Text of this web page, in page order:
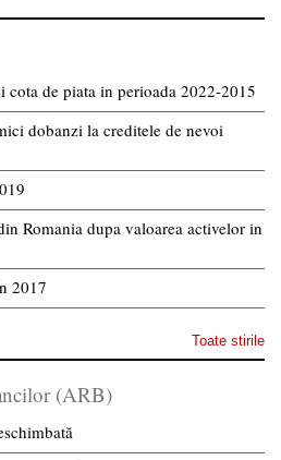
cota de piata in perioada 2022-2015
dobanzi la creditele de nevoi
Romania dupa valoarea activelor in
2017
Toate stirile
(ARB)